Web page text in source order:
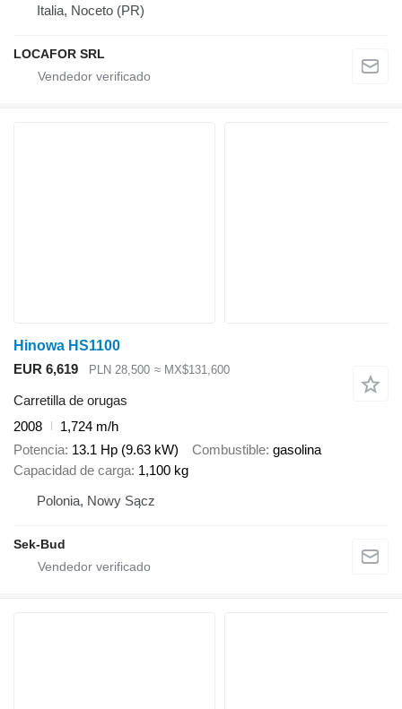
Italia, Noceto (PR)
LOCAFOR SRL
Hinowa HS1100
EUR 6,619
PLN 28,500 ≈ MX$131,600
Carretilla de orugas
2008
1,724 m/h
Potencia 13.1 Hp (9.63 kW) Combustible gasolina
Capacidad de carga 1,100 kg
Polonia, Nowy Sącz
Sek-Bud